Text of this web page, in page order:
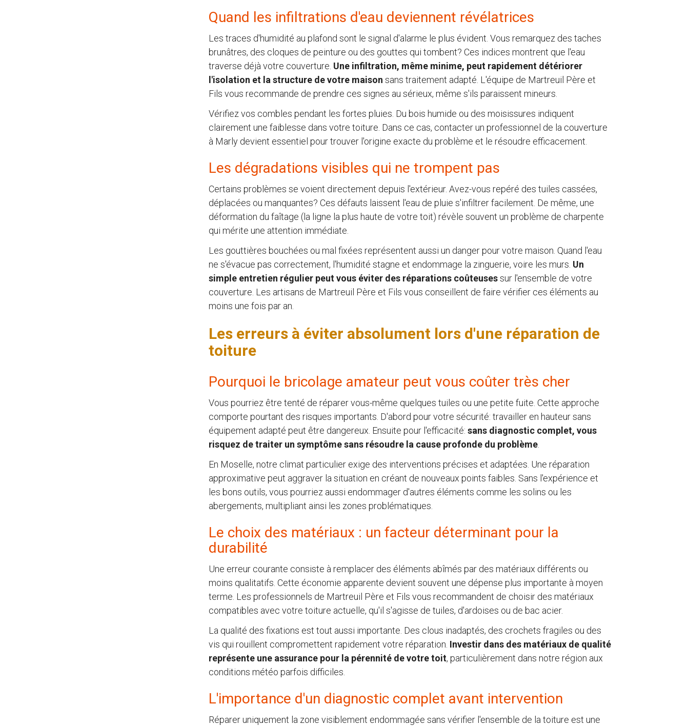
Quand les infiltrations d'eau deviennent révélatrices
Les traces d'humidité au plafond sont le signal d'alarme le plus évident. Vous remarquez des taches
brunâtres, des cloques de peinture ou des gouttes qui tombent? Ces indices montrent que l'eau
traverse déjà votre couverture. Une infiltration, même minime, peut rapidement détériorer
l'isolation et la structure de votre maison sans traitement adapté. L'équipe de Martreuil Père et
Fils vous recommande de prendre ces signes au sérieux, même s'ils paraissent mineurs.
Vérifiez vos combles pendant les fortes pluies. Du bois humide ou des moisissures indiquent
clairement une faiblesse dans votre toiture. Dans ce cas, contacter un professionnel de la couverture
à Marly devient essentiel pour trouver l'origine exacte du problème et le résoudre efficacement.
Les dégradations visibles qui ne trompent pas
Certains problèmes se voient directement depuis l'extérieur. Avez-vous repéré des tuiles cassées,
déplacées ou manquantes? Ces défauts laissent l'eau de pluie s'infiltrer facilement. De même, une
déformation du faîtage (la ligne la plus haute de votre toit) révèle souvent un problème de charpente
qui mérite une attention immédiate.
Les gouttières bouchées ou mal fixées représentent aussi un danger pour votre maison. Quand l'eau
ne s'évacue pas correctement, l'humidité stagne et endommage la zinguerie, voire les murs. Un
simple entretien régulier peut vous éviter des réparations coûteusessur l'ensemble de votre
couverture. Les artisans de Martreuil Père et Fils vous conseillent de faire vérifier ces éléments au
moins une fois par an.
Les erreurs à éviter absolument lors d'une réparation de
toiture
Pourquoi le bricolage amateur peut vous coûter très cher
Vous pourriez être tenté de réparer vous-même quelques tuiles ou une petite fuite. Cette approche
comporte pourtant des risques importants. D'abord pour votre sécurité: travailler en hauteur sans
équipement adapté peut être dangereux. Ensuite pour l'efficacité: sans diagnostic complet, vous
risquez de traiter un symptôme sans résoudre la cause profonde du problème.
En Moselle, notre climat particulier exige des interventions précises et adaptées. Une réparation
approximative peut aggraver la situation en créant de nouveaux points faibles. Sans l'expérience et
les bons outils, vous pourriez aussi endommager d'autres éléments comme les solins ou les
abergements, multipliant ainsi les zones problématiques.
Le choix des matériaux : un facteur déterminant pour la
durabilité
Une erreur courante consiste à remplacer des éléments abîmés par des matériaux différents ou
moins qualitatifs. Cette économie apparente devient souvent une dépense plus importante à moyen
terme. Les professionnels de Martreuil Père et Fils vous recommandent de choisir des matériaux
compatibles avec votre toiture actuelle, qu'il s'agisse de tuiles, d'ardoises ou de bac acier.
La qualité des fixations est tout aussi importante. Des clous inadaptés, des crochets fragiles ou des
vis qui rouillent compromettent rapidement votre réparation. Investir dans des matériaux de qualité
représente une assurance pour la pérennité de votre toit, particulièrement dans notre région aux
conditions météo parfois difficiles.
L'importance d'un diagnostic complet avant intervention
Réparer uniquement la zone visiblement endommagée sans vérifier l'ensemble de la toiture est une